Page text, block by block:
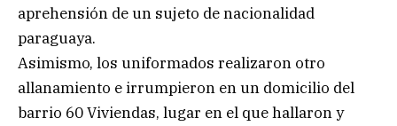
aprehensión de un sujeto de nacionalidad
paraguaya.
Asimismo, los uniformados realizaron otro
allanamiento e irrumpieron en un domicilio del
barrio 60 Viviendas, lugar en el que hallaron y